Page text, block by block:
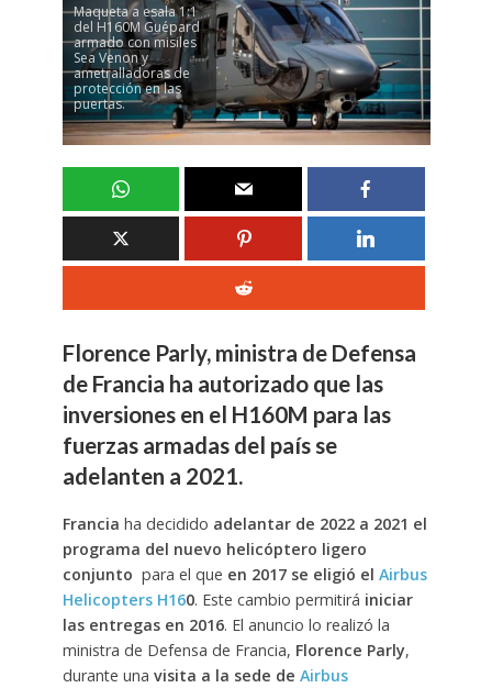
Maqueta a esala 1:1
del H160M Guépard
armado con misiles
Sea Venon y
ametralladoras de
protección en las
puertas.
Florence Parly, ministra de Defensa
de Francia ha autorizado que las
inversiones en el H160M para las
fuerzas armadas del país se
adelanten a 2021.
Francia ha decidido adelantar de 2022 a 2021 el
programa del nuevo helicóptero ligero
conjunto para el que en 2017 se eligió el Airbus
Helicopters H160. Este cambio permitirá iniciar
las entregas en 2016. El anuncio lo realizó la
ministra de Defensa de Francia, Florence Parly,
durante una visita a la sede de Airbus